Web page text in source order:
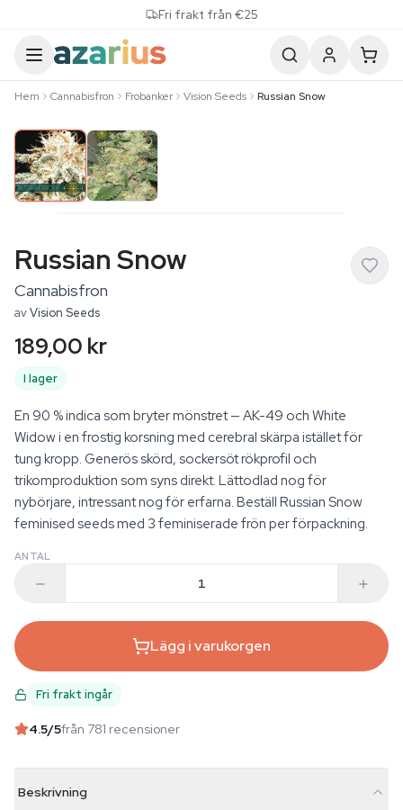
Fri frakt från €25
Hem Cannabisfron Frobanker Vision Seeds Russian Snow
Russian Snow
Cannabisfron
avVision Seeds
189,00 kr
I lager
En 90 % indica som bryter mönstret — AK-49 och White
Widow i en frostig korsning med cerebral skärpa istället för
tung kropp. Generös skörd, sockersöt rökprofil och
trikomproduktion som syns direkt. Lättodlad nog för
nybörjare, intressant nog för erfarna. Beställ Russian Snow
feminised seeds med 3 feminiserade frön per förpackning.
ANTAL
Lägg i varukorgen
Fri frakt ingår
4.5/5från 781 recensioner
Beskrivning